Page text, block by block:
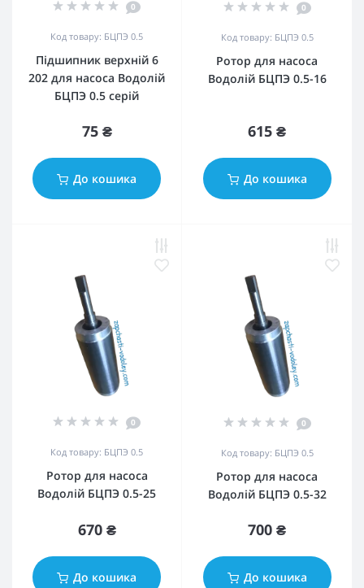
0
Код товару: БЦПЭ 0.5
Підшипник верхній 6
202 для насоса Водолій
БЦПЭ 0.5 серій
75 ₴
До кошика
0
Код товару: БЦПЭ 0.5
Ротор для насоса
Водолій БЦПЭ 0.5-16
615 ₴
До кошика
0
Код товару: БЦПЭ 0.5
Ротор для насоса
Водолій БЦПЭ 0.5-25
670 ₴
До кошика
0
Код товару: БЦПЭ 0.5
Ротор для насоса
Водолій БЦПЭ 0.5-32
700 ₴
До кошика